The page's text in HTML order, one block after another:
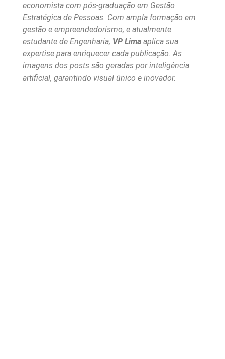
economista com pós-graduação em Gestão
Estratégica de Pessoas. Com ampla formação em
gestão e empreendedorismo, e atualmente
estudante de Engenharia, VP Lima aplica sua
expertise para enriquecer cada publicação. As
imagens dos posts são geradas por inteligência
artificial, garantindo visual único e inovador.